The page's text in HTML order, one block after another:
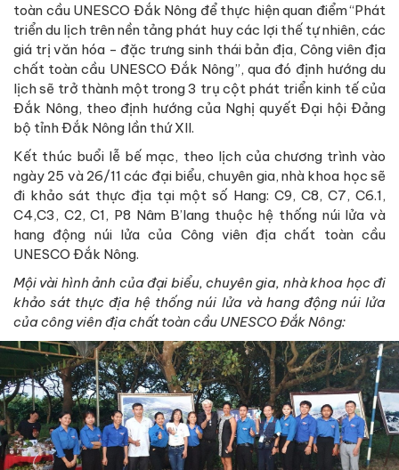
toàn cầu UNESCO Đắk Nông để thực hiện quan điểm “Phát
triển du lịch trên nền tảng phát huy các lợi thế tự nhiên, các
giá trị văn hóa - đặc trưng sinh thái bản địa, Công viên địa
chất toàn cầu UNESCO Đắk Nông”, qua đó định hướng du
lịch sẽ trở thành một trong 3 trụ cột phát triển kinh tế của
Đắk Nông, theo định hướng của Nghị quyết Đại hội Đảng
bộ tỉnh Đắk Nông lần thứ XII.
Kết thúc buổi lễ bế mạc, theo lịch của chương trình vào
ngày 25 và 26/11 các đại biểu, chuyên gia, nhà khoa học sẽ
đi khảo sát thực địa tại một số Hang: C9, C8, C7, C6.1,
C4,C3, C2, C1, P8 Nâm B’lang thuộc hệ thống núi lửa và
hang động núi lửa của Công viên địa chất toàn cầu
UNESCO Đắk Nông.
Mội vài hình ảnh của đại biểu, chuyên gia, nhà khoa học đi
khảo sát thực địa hệ thống núi lửa và hang động núi lửa
của công viên địa chất toàn cầu UNESCO Đắk Nông: